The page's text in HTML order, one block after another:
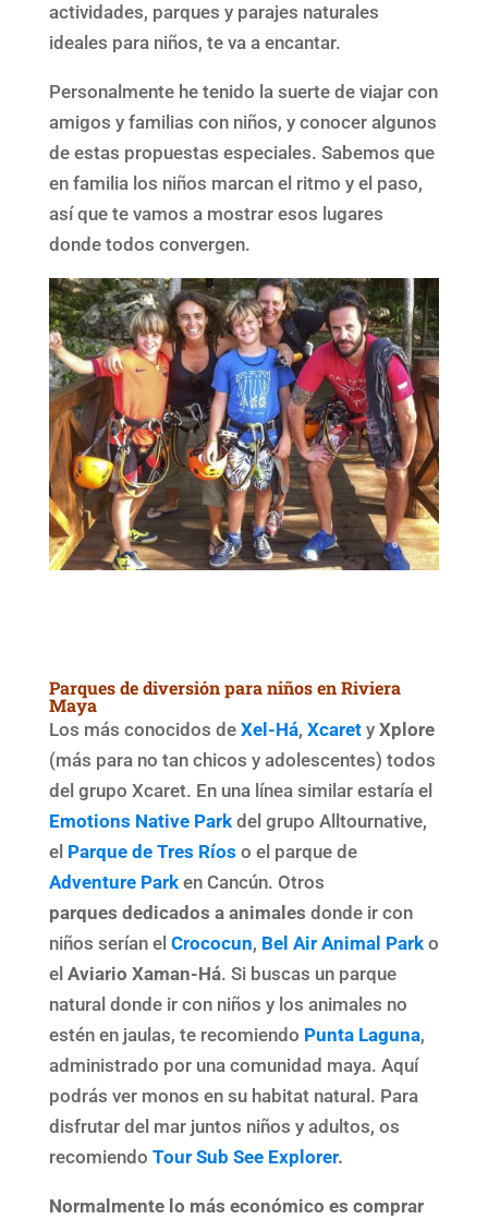
actividades, parques y parajes naturales
ideales para niños, te va a encantar.
Personalmente he tenido la suerte de viajar con
amigos y familias con niños, y conocer algunos
de estas propuestas especiales. Sabemos que
en familia los niños marcan el ritmo y el paso,
así que te vamos a mostrar esos lugares
donde todos convergen.
Parques de diversión para niños en Riviera
Maya
Los más conocidos de Xel-Há, Xcarety Xplore
(más para no tan chicos y adolescentes) todos
del grupo Xcaret. En una línea similar estaría el
Emotions Native Parkdel grupo Alltournative,
el Parque de Tres Ríos o el parque de
Adventure Parken Cancún. Otros
parques dedicados a animales donde ir con
niños serían el Crococun, Bel Air Animal Parko
el Aviario Xaman-Há. Si buscas un parque
natural donde ir con niños y los animales no
estén en jaulas, te recomiendo Punta Laguna,
administrado por una comunidad maya. Aquí
podrás ver monos en su habitat natural. Para
disfrutar del mar juntos niños y adultos, os
recomiendo Tour Sub See Explorer.
Normalmente lo más económico es comprar